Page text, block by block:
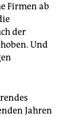
Firmen ab
der
Und
Jahren